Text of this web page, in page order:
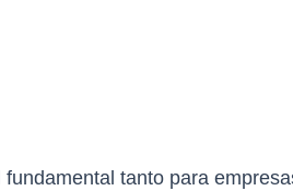
tanto para